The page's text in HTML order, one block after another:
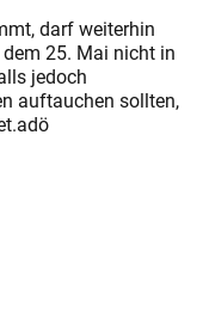
darf weiterhin
25. Mai nicht in
jedoch
auftauchen sollten,